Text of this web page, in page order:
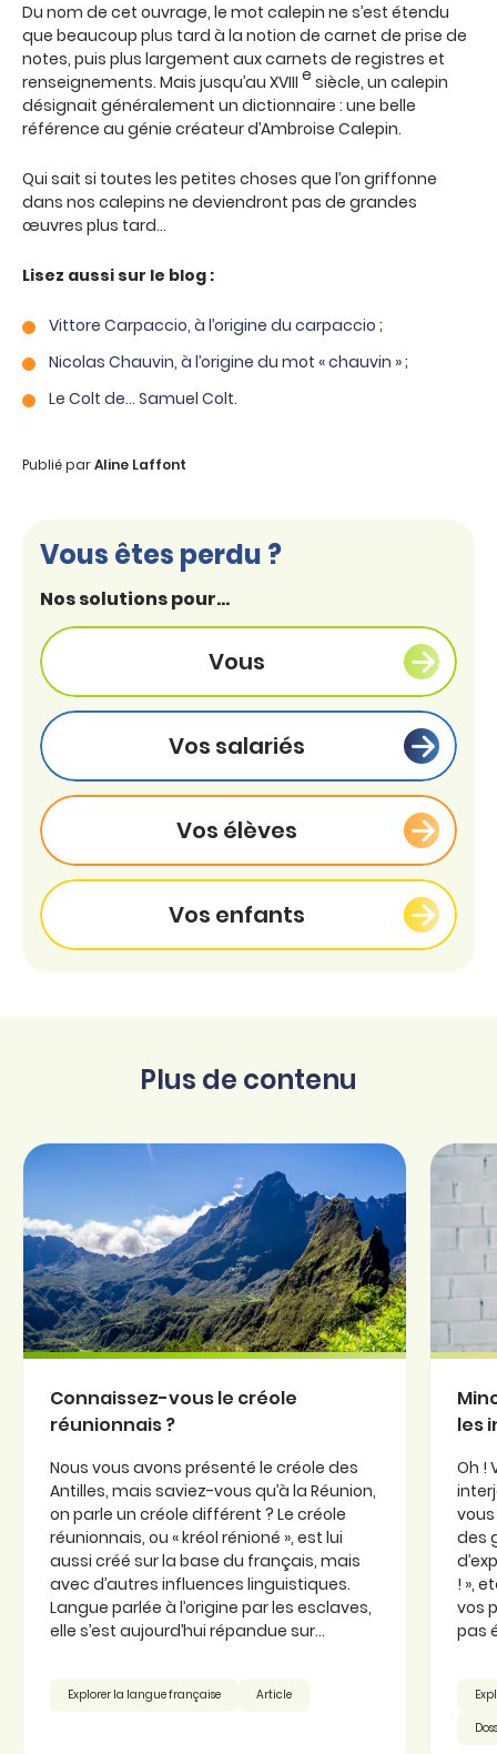
Du nom de cet ouvrage, le mot calepin ne s’est étendu
que beaucoup plus tard à la notion de carnet de prise de
notes, puis plus largement aux carnets de registres et
renseignements. Mais jusqu’au XVIII e siècle, un calepin
désignait généralement un dictionnaire : une belle
référence au génie créateur d’Ambroise Calepin.
Qui sait si toutes les petites choses que l’on griffonne
dans nos calepins ne deviendront pas de grandes
œuvres plus tard…
Lisez aussi sur le blog :
Vittore Carpaccio, à l’origine du carpaccio ;
Nicolas Chauvin, à l’origine du mot « chauvin »;
Le Colt de… Samuel Colt.
Publié parAline Laffont
Vous êtes perdu ?
Nos solutions pour...
Vous
Vos salariés
Vos élèves
Vos enfants
Plus de contenu
Connaissez-vous le créole
réunionnais ?
Nous vous avons présenté le créole des
Antilles, mais saviez-vous qu’à la Réunion,
on parle un créole différent ? Le créole
réunionnais, ou « kréol rénioné », est lui
aussi créé sur la base du français, mais
avec d’autres influences linguistiques.
Langue parlée à l’origine par les esclaves,
elle s’est aujourd’hui répandue sur...
Explorer la langue française Article
les
Oh !
des
! »,
vos
pas